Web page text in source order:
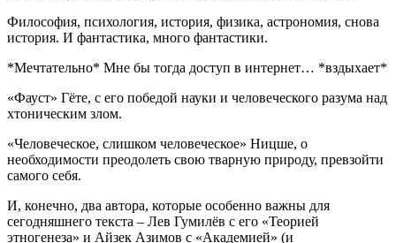
Философия, психология, история, физика, астрономия, снова
история. И фантастика, много фантастики.
*Мечтательно* Мне бы тогда доступ в интернет… *вздыхает*
«Фауст» Гёте, с его победой науки и человеческого разума над
хтоническим злом.
«Человеческое, слишком человеческое» Ницше, о
необходимости преодолеть свою тварную природу, превзойти
самого себя.
И, конечно, два автора, которые особенно важны для
сегодняшнего текста – Лев Гумилёв с его «Теорией
этногенеза» и Айзек Азимов с «Академией» (и